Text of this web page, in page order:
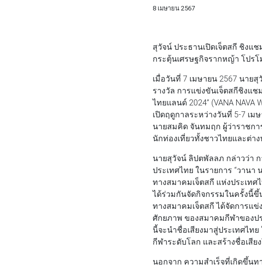
8 เมษายน 2567
สุวัจน์ ประธานเปิดเจ็ตสกี ชิงแ
กระตุ้นเศรษฐกิจรากหญ้า โปรโ
เมื่อวันที่ 7 เมษายน 2567 นาย
รางวัล การแข่งขันเจ็ตสกีชิงแช
ไทยแลนด์ 2024” (VANA NAVA
เปิดฤดูกาลระหว่างวันที่ 5-7 เ
นายสมคิด จันทมฤก ผู้ว่าราชก
นักท่องเที่ยวทั้งชาวไทยและต่า
นายสุวัจน์ ลิปตพัลลภ กล่าวว่า
ประเทศไทย ในรายการ “วานา
ทางสมาคมเจ็ตสกี แห่งประเท
ได้ร่วมกันจัดกิจกรรมในครั้งนี้ขึ้
ทางสมาคมเจ็ตสกี ได้จัดการแ
ศักยภาพ ของสมาคมกีฬาของป
นี้จะนำชื่อเสียงมาสู่ประเทศไท
กีฬาระดับโลก และสร้างชื่อเสีย
นอกจาก ความสําเร็จที่เกิดขึ้น